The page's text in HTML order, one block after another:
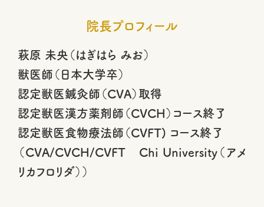
院長プロフィール
萩原 未央（はぎはら みお）
獣医師（日本大学卒）
認定獣医鍼灸師（CVA）取得
認定獣医漢方薬剤師（CVCH）コース終了
認定獣医食物療法師（CVFT) コース終了
（CVA/CVCH/CVFT Chi University（アメ
リカフロリダ））